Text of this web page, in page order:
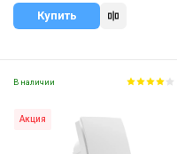
Купить
В наличии
Акция